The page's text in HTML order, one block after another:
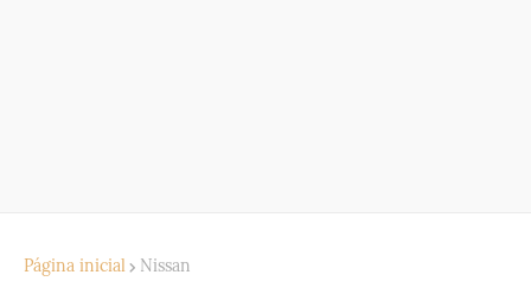
Página inicial Nissan